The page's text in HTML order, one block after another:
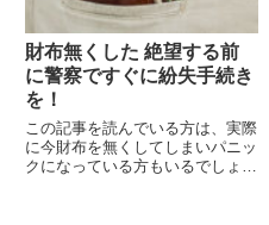
財布無くした 絶望する前
に警察ですぐに紛失手続き
を！
この記事を読んでいる方は、実際
に今財布を無くしてしまいパニッ
クになっている方もいるでしょう